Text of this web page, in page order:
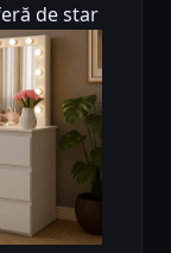
de star